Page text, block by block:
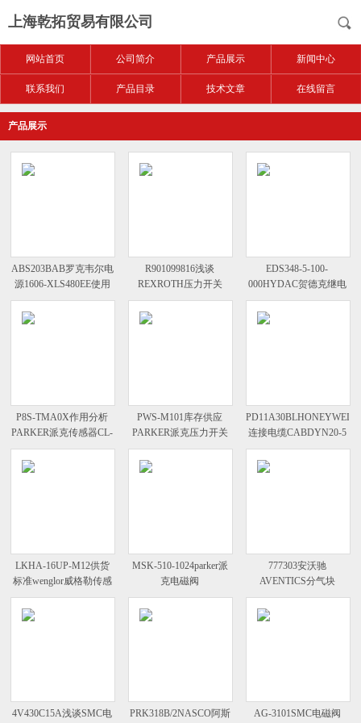
上海乾拓贸易有限公司
网站首页 公司简介 产品展示 新闻中心
联系我们 产品目录 技术文章 在线留言
产品展示
ABS203BAB罗克韦尔电
源1606-XLS480EE使用
须知
R901099816浅谈
REXROTH压力开关
HED 8 OH-
2X/350K14AV0
EDS348-5-100-
000HYDAC贺德克继电
器EDS345-1-100-000数
P8S-TMA0X作用分析
PARKER派克传感器CL-
D-C73构造
PWS-M101库存供应
PARKER派克压力开关
P8S-GRFLX规格
PD11A30BLHONEYWELL
连接电缆CABDYN20-5
尺寸图
LKHA-16UP-M12供货
标准wenglor威格勒传感
器LD86PA3 资料
MSK-510-1024parker派
克电磁阀
P2LCZ393ESNDCB49防
777303安沃驰
AVENTICS分气块
0821300914故障说明
4V430C15A浅谈SMC电 PRK318B/2NASCO阿斯 AG-3101SMC电磁阀